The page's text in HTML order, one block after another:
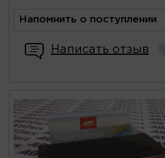
Напомнить о поступлении
Написать отзыв